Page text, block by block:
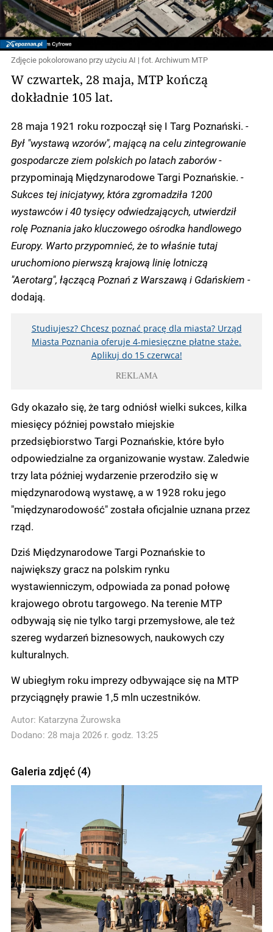
Zdjęcie pokolorowano przy użyciu AI | fot. Archiwum MTP
W czwartek, 28 maja, MTP kończą
dokładnie 105 lat.
28 maja 1921 roku rozpoczął się I Targ Poznański. -
Był "wystawą wzorów", mającą na celu zintegrowanie
gospodarcze ziem polskich po latach zaborów-
przypominają Międzynarodowe Targi Poznańskie. -
Sukces tej inicjatywy, która zgromadziła 1200
wystawców i 40 tysięcy odwiedzających, utwierdził
rolę Poznania jako kluczowego ośrodka handlowego
Europy. Warto przypomnieć, że to właśnie tutaj
uruchomiono pierwszą krajową linię lotniczą
"Aerotarg", łączącą Poznań z Warszawą i Gdańskiem -
dodają.
Studiujesz? Chcesz poznać pracę dla miasta? Urząd
Miasta Poznania oferuje 4-miesięczne płatne staże.
Aplikuj do 15 czerwca!
REKLAMA
Gdy okazało się, że targ odniósł wielki sukces, kilka
miesięcy później powstało miejskie
przedsiębiorstwo Targi Poznańskie, które było
odpowiedzialne za organizowanie wystaw. Zaledwie
trzy lata później wydarzenie przerodziło się w
międzynarodową wystawę, a w 1928 roku jego
"międzynarodowość" została oficjalnie uznana przez
rząd.
Dziś Międzynarodowe Targi Poznańskie to
największy gracz na polskim rynku
wystawienniczym, odpowiada za ponad połowę
krajowego obrotu targowego. Na terenie MTP
odbywają się nie tylko targi przemysłowe, ale też
szereg wydarzeń biznesowych, naukowych czy
kulturalnych.
W ubiegłym roku imprezy odbywające się na MTP
przyciągnęły prawie 1,5 mln uczestników.
Autor: Katarzyna Żurowska
Dodano: 28 maja 2026 r. godz. 13:25
Galeria zdjęć (4)